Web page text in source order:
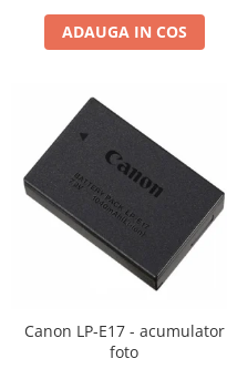
ADAUGA IN COS
Canon LP-E17 - acumulator
foto